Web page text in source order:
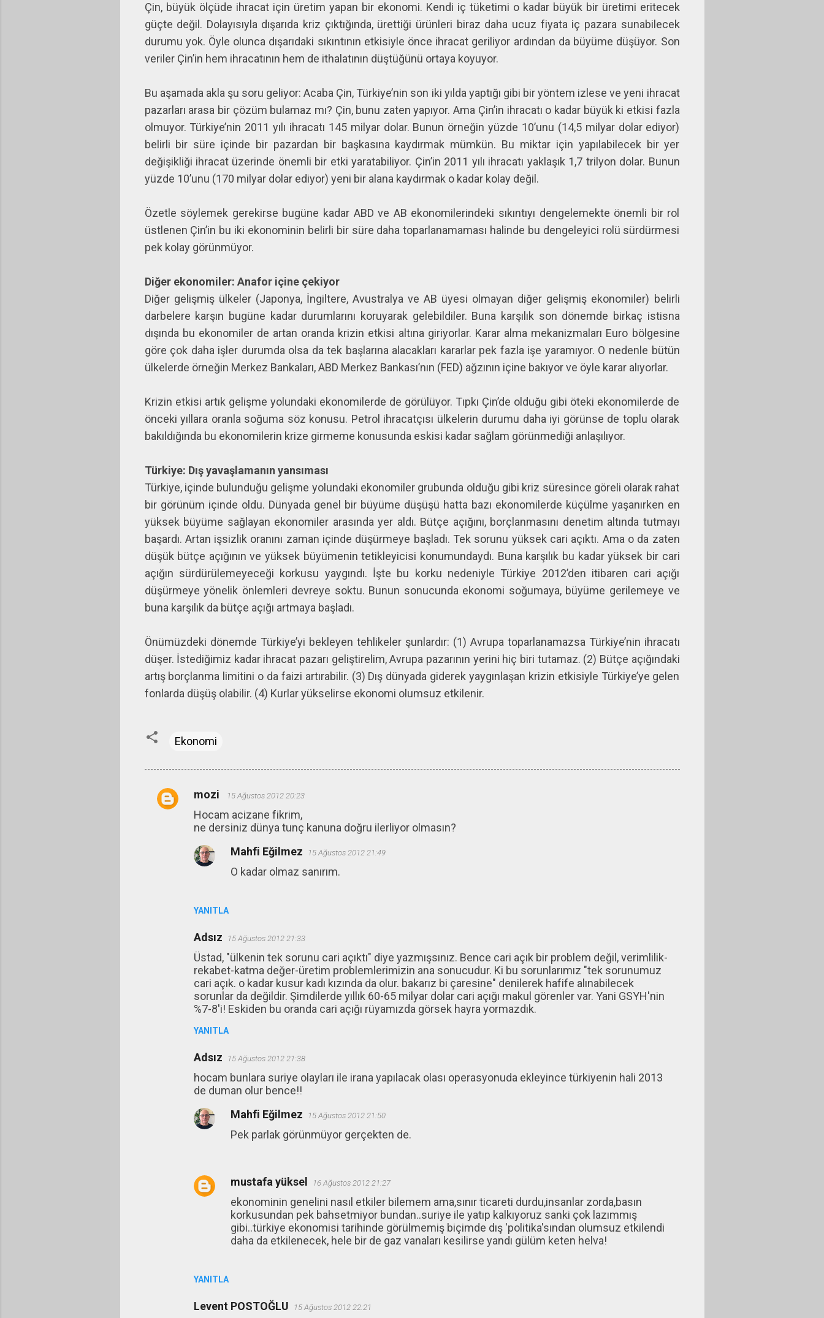
Çin, büyük ölçüde ihracat için üretim yapan bir ekonomi. Kendi iç tüketimi o kadar büyük bir üretimi eritecek
güçte değil. Dolayısıyla dışarıda kriz çıktığında, ürettiği ürünleri biraz daha ucuz fiyata iç pazara sunabilecek
durumu yok. Öyle olunca dışarıdaki sıkıntının etkisiyle önce ihracat geriliyor ardından da büyüme düşüyor. Son
veriler Çin’in hem ihracatının hem de ithalatının düştüğünü ortaya koyuyor.
Bu aşamada akla şu soru geliyor: Acaba Çin, Türkiye’nin son iki yılda yaptığı gibi bir yöntem izlese ve yeni ihracat
pazarları arasa bir çözüm bulamaz mı? Çin, bunu zaten yapıyor. Ama Çin’in ihracatı o kadar büyük ki etkisi fazla
olmuyor. Türkiye’nin 2011 yılı ihracatı 145 milyar dolar. Bunun örneğin yüzde 10’unu (14,5 milyar dolar ediyor)
belirli bir süre içinde bir pazardan bir başkasına kaydırmak mümkün. Bu miktar için yapılabilecek bir yer
değişikliği ihracat üzerinde önemli bir etki yaratabiliyor. Çin’in 2011 yılı ihracatı yaklaşık 1,7 trilyon dolar. Bunun
yüzde 10’unu (170 milyar dolar ediyor) yeni bir alana kaydırmak o kadar kolay değil.
Özetle söylemek gerekirse bugüne kadar ABD ve AB ekonomilerindeki sıkıntıyı dengelemekte önemli bir rol
üstlenen Çin’in bu iki ekonominin belirli bir süre daha toparlanamaması halinde bu dengeleyici rolü sürdürmesi
pek kolay görünmüyor.
Diğer ekonomiler: Anafor içine çekiyor
Diğer gelişmiş ülkeler (Japonya, İngiltere, Avustralya ve AB üyesi olmayan diğer gelişmiş ekonomiler) belirli
darbelere karşın bugüne kadar durumlarını koruyarak gelebildiler. Buna karşılık son dönemde birkaç istisna
dışında bu ekonomiler de artan oranda krizin etkisi altına giriyorlar. Karar alma mekanizmaları Euro bölgesine
göre çok daha işler durumda olsa da tek başlarına alacakları kararlar pek fazla işe yaramıyor. O nedenle bütün
ülkelerde örneğin Merkez Bankaları, ABD Merkez Bankası’nın (FED) ağzının içine bakıyor ve öyle karar alıyorlar.
Krizin etkisi artık gelişme yolundaki ekonomilerde de görülüyor. Tıpkı Çin’de olduğu gibi öteki ekonomilerde de
önceki yıllara oranla soğuma söz konusu. Petrol ihracatçısı ülkelerin durumu daha iyi görünse de toplu olarak
bakıldığında bu ekonomilerin krize girmeme konusunda eskisi kadar sağlam görünmediği anlaşılıyor.
Türkiye: Dış yavaşlamanın yansıması
Türkiye, içinde bulunduğu gelişme yolundaki ekonomiler grubunda olduğu gibi kriz süresince göreli olarak rahat
bir görünüm içinde oldu. Dünyada genel bir büyüme düşüşü hatta bazı ekonomilerde küçülme yaşanırken en
yüksek büyüme sağlayan ekonomiler arasında yer aldı. Bütçe açığını, borçlanmasını denetim altında tutmayı
başardı. Artan işsizlik oranını zaman içinde düşürmeye başladı. Tek sorunu yüksek cari açıktı. Ama o da zaten
düşük bütçe açığının ve yüksek büyümenin tetikleyicisi konumundaydı. Buna karşılık bu kadar yüksek bir cari
açığın sürdürülemeyeceği korkusu yaygındı. İşte bu korku nedeniyle Türkiye 2012’den itibaren cari açığı
düşürmeye yönelik önlemleri devreye soktu. Bunun sonucunda ekonomi soğumaya, büyüme gerilemeye ve
buna karşılık da bütçe açığı artmaya başladı.
Önümüzdeki dönemde Türkiye’yi bekleyen tehlikeler şunlardır: (1) Avrupa toparlanamazsa Türkiye’nin ihracatı
düşer. İstediğimiz kadar ihracat pazarı geliştirelim, Avrupa pazarının yerini hiç biri tutamaz. (2) Bütçe açığındaki
artış borçlanma limitini o da faizi artırabilir. (3) Dış dünyada giderek yaygınlaşan krizin etkisiyle Türkiye’ye gelen
fonlarda düşüş olabilir. (4) Kurlar yükselirse ekonomi olumsuz etkilenir.
Ekonomi
Y
mozi 15 Ağustos 2012 20:23
Hocam acizane fikrim,
ne dersiniz dünya tunç kanuna doğru ilerliyor olmasın?
YANITLA
Mahfi Eğilmez 15 Ağustos 2012 21:49
O kadar olmaz sanırım.
Adsız 15 Ağustos 2012 21:33
Üstad, "ülkenin tek sorunu cari açıktı" diye yazmışsınız. Bence cari açık bir problem değil, verimlilik-
rekabet-katma değer-üretim problemlerimizin ana sonucudur. Ki bu sorunlarımız "tek sorunumuz
cari açık. o kadar kusur kadı kızında da olur. bakarız bi çaresine" denilerek hafife alınabilecek
sorunlar da değildir. Şimdilerde yıllık 60-65 milyar dolar cari açığı makul görenler var. Yani GSYH'nin
%7-8'i! Eskiden bu oranda cari açığı rüyamızda görsek hayra yormazdık.
YANITLA
Adsız 15 Ağustos 2012 21:38
hocam bunlara suriye olayları ile irana yapılacak olası operasyonuda ekleyince türkiyenin hali 2013
de duman olur bence!!
YANITLA
Mahfi Eğilmez 15 Ağustos 2012 21:50
Pek parlak görünmüyor gerçekten de.
mustafa yüksel 16 Ağustos 2012 21:27
ekonominin genelini nasıl etkiler bilemem ama,sınır ticareti durdu,insanlar zorda,basın
korkusundan pek bahsetmiyor bundan..suriye ile yatıp kalkıyoruz sanki çok lazımmış
gibi..türkiye ekonomisi tarihinde görülmemiş biçimde dış 'politika'sından olumsuz etkilendi
daha da etkilenecek, hele bir de gaz vanaları kesilirse yandı gülüm keten helva!
Levent POSTOĞLU 15 Ağustos 2012 22:21